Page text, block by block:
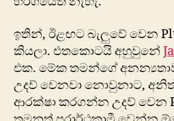
ඉතින්, ඊළඟට බැලුවේ වෙන
කියලා. එතකොටයි අහුවුනේ
එක. මේක තමන්ගේ
උදව් වෙනවා නොවුනාට,
ආරක්ෂා කරගන්න උදව් වෙන